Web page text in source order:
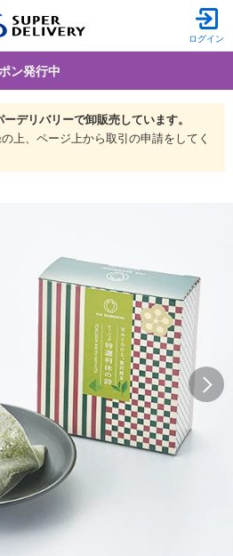
ログイン
ン発行中
ーデリバリーで卸販売しています。
上、ページ上から取引の申請をしてく